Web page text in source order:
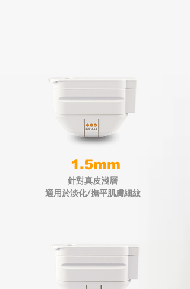
1.5mm
針對真皮淺層
適用於淡化/撫平肌膚細紋